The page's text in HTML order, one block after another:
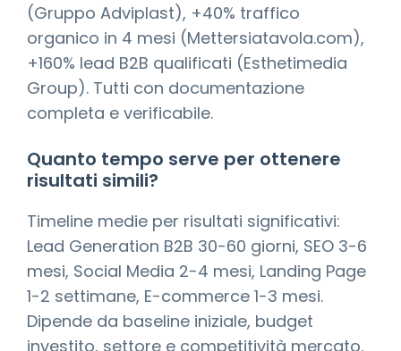
(Gruppo Adviplast), +40% traffico
organico in 4 mesi (Mettersiatavola.com),
+160% lead B2B qualificati (Esthetimedia
Group). Tutti con documentazione
completa e verificabile.
Quanto tempo serve per ottenere
risultati simili?
Timeline medie per risultati significativi:
Lead Generation B2B 30-60 giorni, SEO 3-6
mesi, Social Media 2-4 mesi, Landing Page
1-2 settimane, E-commerce 1-3 mesi.
Dipende da baseline iniziale, budget
investito, settore e competitività mercato.